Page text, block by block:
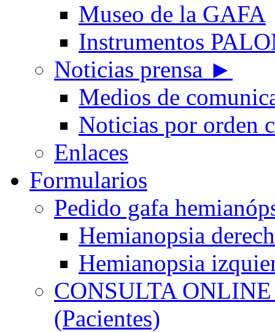
Museo de la GAFA
Instrumentos
Noticias prensa ►
Medios de
Noticias por orden
Enlaces
Formularios
Pedido gafa
Hemianopsia
Hemianopsia
CONSULTA
(Pacientes)